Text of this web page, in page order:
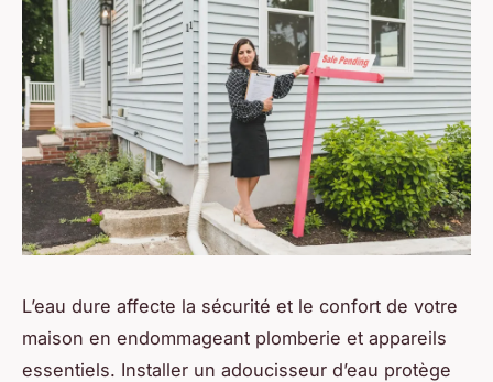
L’eau dure affecte la sécurité et le confort de votre
maison en endommageant plomberie et appareils
essentiels. Installer un adoucisseur d’eau protège